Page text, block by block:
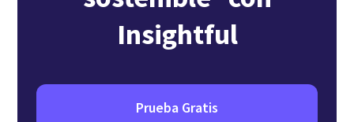
Insightful
Prueba Gratis